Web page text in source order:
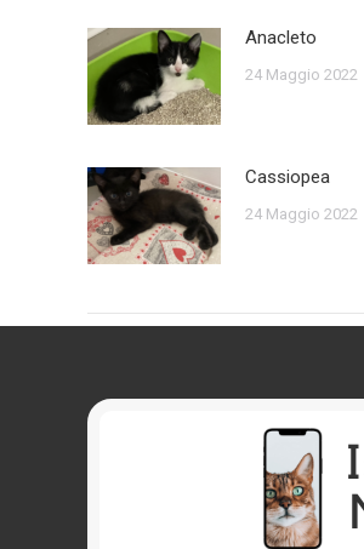
Anacleto
24 Maggio 2022
Cassiopea
24 Maggio 2022